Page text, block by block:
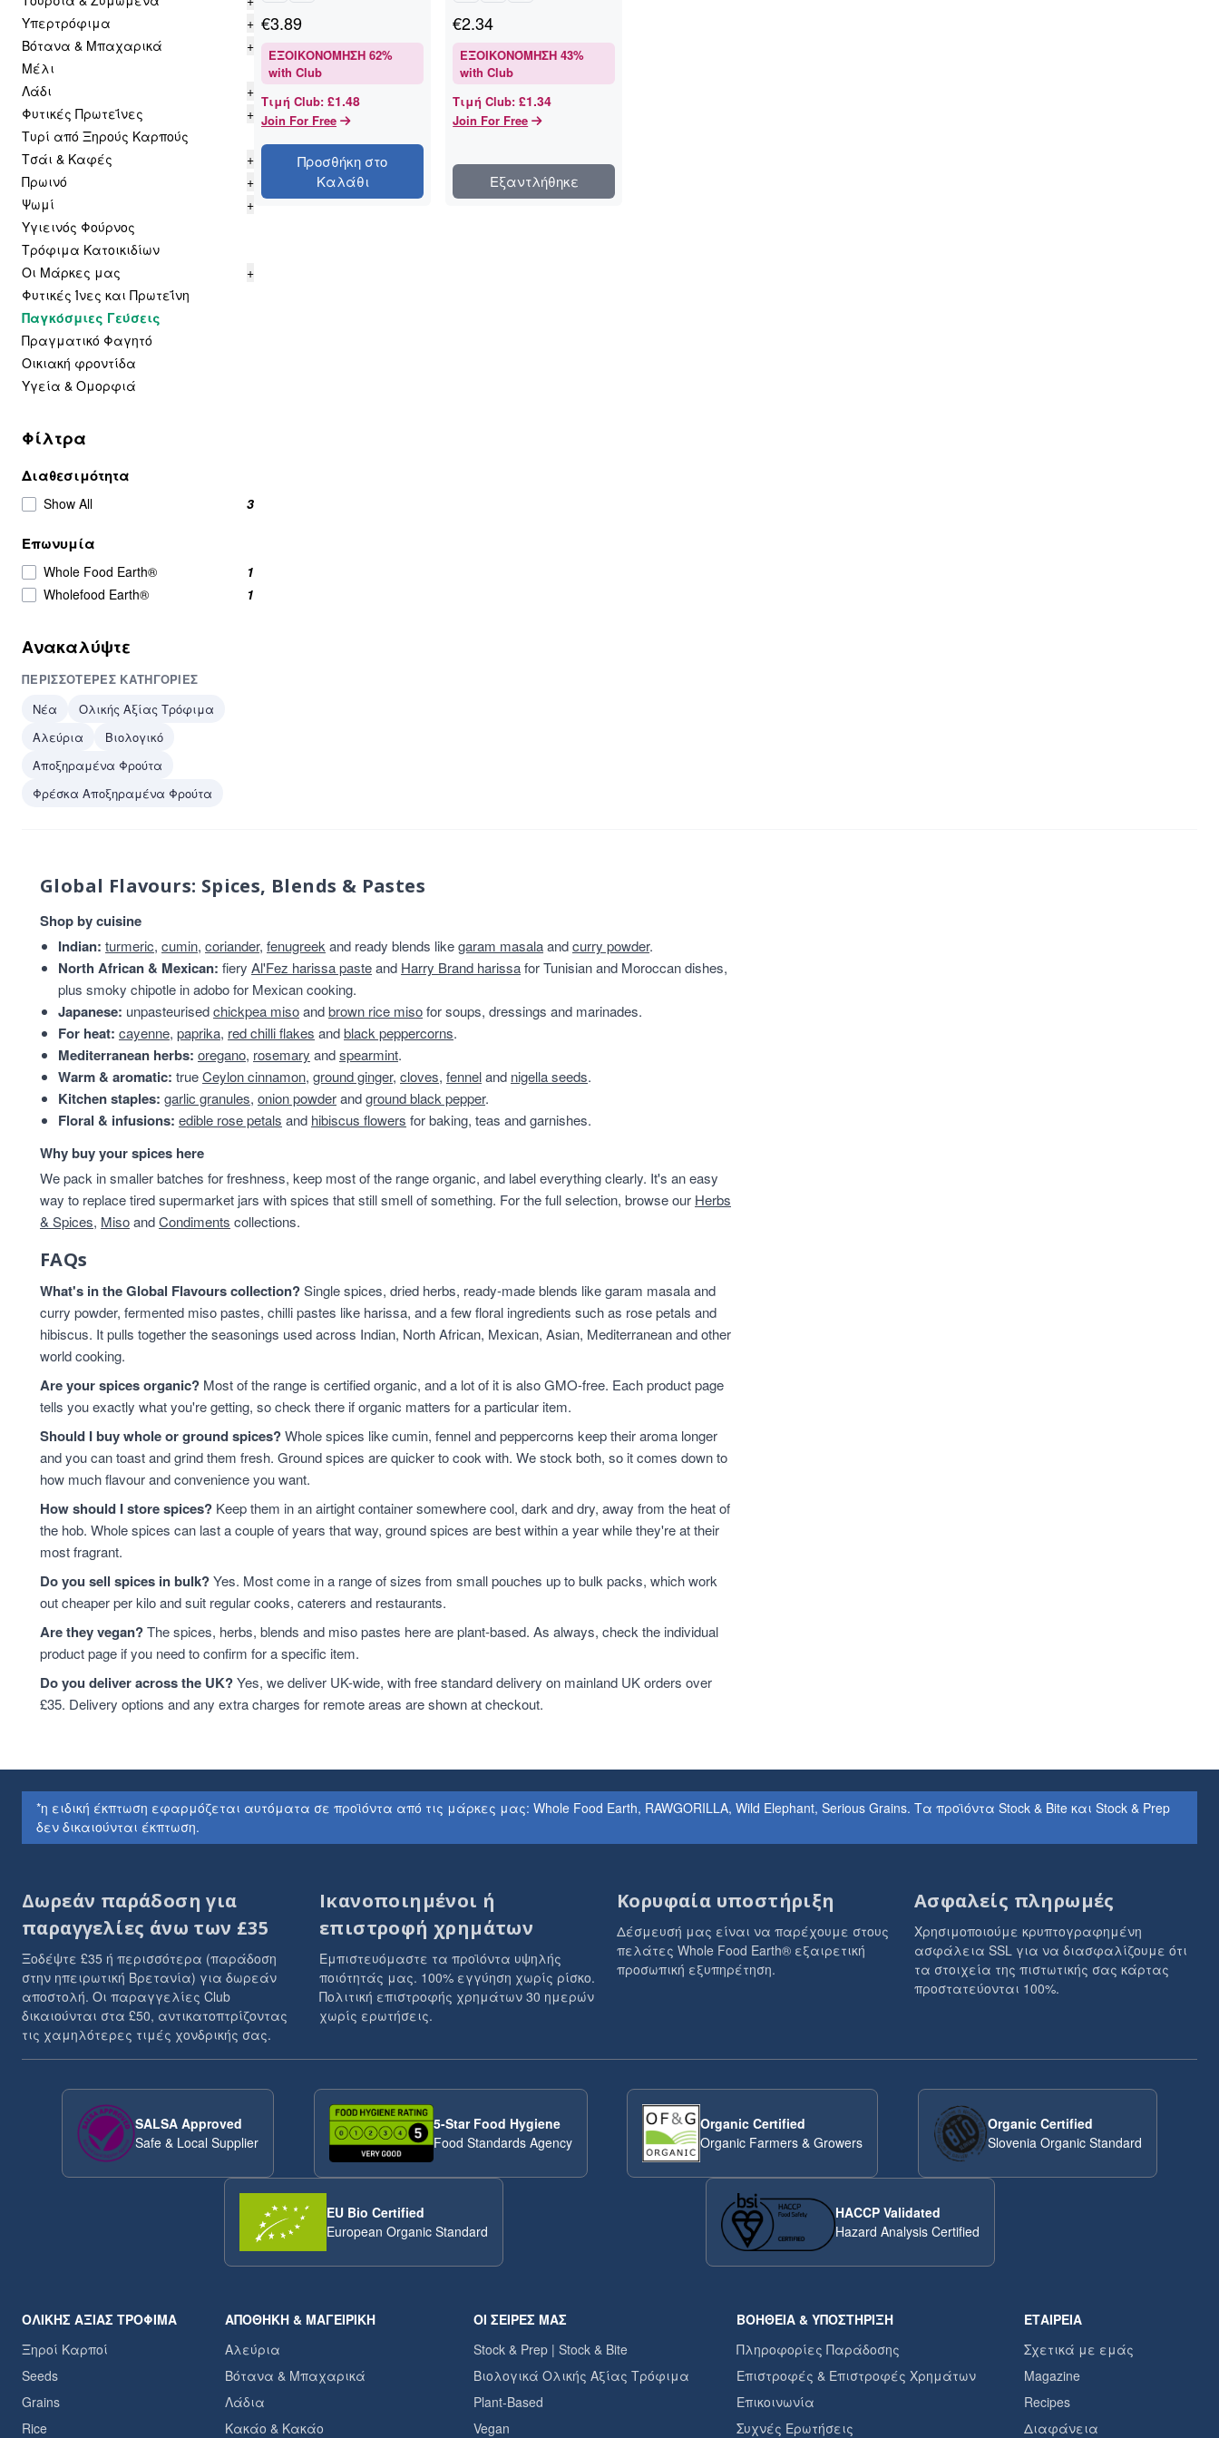
Υπερτρόφιμα
+
Βότανα & Μπαχαρικά
+
Μέλι
Λάδι
+
Φυτικές Πρωτεΐνες
+
Τυρί από Ξηρούς Καρπούς
Τσάι & Καφές
+
Πρωινό
+
Ψωμί
+
Υγιεινός Φούρνος
Τρόφιμα Κατοικιδίων
Οι Μάρκες μας
+
Φυτικές Ίνες και Πρωτεΐνη
Παγκόσμιες Γεύσεις
Πραγματικό Φαγητό
Οικιακή φροντίδα
Υγεία & Ομορφιά
Φίλτρα
Διαθεσιμότητα
Show All 3
Επωνυμία
Whole Food Earth®
1
Wholefood Earth®
1
Ανακαλύψτε
ΠΕΡΙΣΣΌΤΕΡΕΣ ΚΑΤΗΓΟΡΊΕΣ
Νέα
Ολικής Αξίας Τρόφιμα
Αλεύρια
Βιολογικό
Αποξηραμένα Φρούτα
Φρέσκα Αποξηραμένα Φρούτα
€3.89
ΕΞΟΙΚΟΝΌΜΗΣΗ 62%
with Club
Τιμή Club: £1.48
Join For Free
Προσθήκη στο
Καλάθι
€2.34
ΕΞΟΙΚΟΝΌΜΗΣΗ 43%
with Club
Τιμή Club: £1.34
Join For Free
Εξαντλήθηκε
Global Flavours: Spices, Blends & Pastes
Shop by cuisine
Indian: turmeric, cumin, coriander, fenugreek and ready blends likegaram masalaandcurry powder.
North African & Mexican: fiery Al'Fez harissa pasteand Harry Brand harissafor Tunisian and Moroccan dishes,
plus smoky chipotle in adobo for Mexican cooking.
Japanese: unpasteurisedchickpea misoandbrown rice misofor soups, dressings and marinades.
For heat: cayenne, paprika, red chilli flakes andblack peppercorns.
Mediterranean herbs: oregano, rosemary andspearmint.
Warm & aromatic: trueCeylon cinnamon, ground ginger, cloves, fenneland nigella seeds.
Kitchen staples: garlic granules, onion powderandground black pepper.
Floral & infusions: edible rose petals and hibiscus flowers for baking, teas and garnishes.
Why buy your spices here
We pack in smaller batches for freshness, keep most of the range organic, and label everything clearly. It's an easy
way to replace tired supermarket jars with spices that still smell of something. For the full selection, browse our Herbs
& Spices, MisoandCondiments collections.
FAQs
What's in the Global Flavours collection?Single spices, dried herbs, ready-made blends like garam masala and
curry powder, fermented miso pastes, chilli pastes like harissa, and a few floral ingredients such as rose petals and
hibiscus. It pulls together the seasonings used across Indian, North African, Mexican, Asian, Mediterranean and other
world cooking.
Are your spices organic? Most of the range is certified organic, and a lot of it is also GMO-free. Each product page
tells you exactly what you're getting, so check there if organic matters for a particular item.
Should I buy whole or ground spices?Whole spices like cumin, fennel and peppercorns keep their aroma longer
and you can toast and grind them fresh. Ground spices are quicker to cook with. We stock both, so it comes down to
how much flavour and convenience you want.
How should I store spices? Keep them in an airtight container somewhere cool, dark and dry, away from the heat of
the hob. Whole spices can last a couple of years that way, ground spices are best within a year while they're at their
most fragrant.
Do you sell spices in bulk?Yes. Most come in a range of sizes from small pouches up to bulk packs, which work
out cheaper per kilo and suit regular cooks, caterers and restaurants.
Are they vegan?The spices, herbs, blends and miso pastes here are plant-based. As always, check the individual
product page if you need to confirm for a specific item.
Do you deliver across the UK?Yes, we deliver UK-wide, with free standard delivery on mainland UK orders over
£35. Delivery options and any extra charges for remote areas are shown at checkout.
*η ειδική έκπτωση εφαρμόζεται αυτόματα σε προϊόντα από τις μάρκες μας: Whole Food Earth, RAWGORILLA, Wild Elephant, Serious Grains. Τα προϊόντα Stock & Bite και Stock & Prep
δεν δικαιούνται έκπτωση.
Δωρεάν παράδοση για
παραγγελίες άνω των £35
Ξοδέψτε £35 ή περισσότερα (παράδοση
στην ηπειρωτική Βρετανία) για δωρεάν
αποστολή. Οι παραγγελίες Club
δικαιούνται στα £50, αντικατοπτρίζοντας
τις χαμηλότερες τιμές χονδρικής σας.
Ικανοποιημένοι ή
επιστροφή χρημάτων
Εμπιστευόμαστε τα προϊόντα υψηλής
ποιότητάς μας. 100% εγγύηση χωρίς ρίσκο.
Πολιτική επιστροφής χρημάτων 30 ημερών
χωρίς ερωτήσεις.
Κορυφαία υποστήριξη
Δέσμευσή μας είναι να παρέχουμε στους
πελάτες Whole Food Earth® εξαιρετική
προσωπική εξυπηρέτηση.
Ασφαλείς πληρωμές
Χρησιμοποιούμε κρυπτογραφημένη
ασφάλεια SSL για να διασφαλίζουμε ότι
τα στοιχεία της πιστωτικής σας κάρτας
προστατεύονται 100%.
SALSA Approved
Safe & Local Supplier
5-Star Food Hygiene
Food Standards Agency
Organic Certified
Organic Farmers & Growers
Organic Certified
Slovenia Organic Standard
EU Bio Certified
European Organic Standard
HACCP Validated
Hazard Analysis Certified
ΟΛΙΚΉΣ ΑΞΊΑΣ ΤΡΌΦΙΜΑ
Ξηροί Καρποί
Seeds
Grains
Rice
ΑΠΟΘΉΚΗ & ΜΑΓΕΙΡΙΚΉ
Αλεύρια
Βότανα & Μπαχαρικά
Λάδια
Κακάο & Κακάο
ΟΙ ΣΕΙΡΈΣ ΜΑΣ
Stock & Prep | Stock & Bite
Βιολογικά Ολικής Αξίας Τρόφιμα
Plant-Based
Vegan
ΒΟΉΘΕΙΑ & ΥΠΟΣΤΉΡΙΞΗ
Πληροφορίες Παράδοσης
Επιστροφές & Επιστροφές Χρημάτων
Επικοινωνία
Συχνές Ερωτήσεις
ΕΤΑΙΡΕΊΑ
Σχετικά με εμάς
Magazine
Recipes
Διαφάνεια